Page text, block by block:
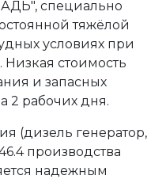
специально
тяжёлой
условиях при
Низкая стоимость
и запасных
2 рабочих дня.
(дизель генератор,
производства
надежным